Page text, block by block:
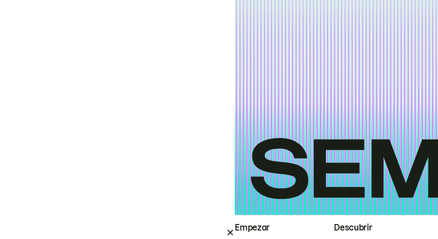
Empezar Descubrir